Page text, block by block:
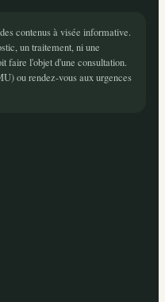
contenus à visée informative.
un traitement, ni une
faire l'objet d'une consultation.
ou rendez-vous aux urgences